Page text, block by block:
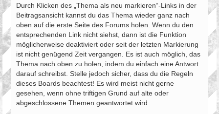
Durch Klicken des „Thema als neu markieren“-Links in der
Beitragsansicht kannst du das Thema wieder ganz nach
oben auf die erste Seite des Forums holen. Wenn du den
entsprechenden Link nicht siehst, dann ist die Funktion
möglicherweise deaktiviert oder seit der letzten Markierung
ist nicht genügend Zeit vergangen. Es ist auch möglich, das
Thema nach oben zu holen, indem du einfach eine Antwort
darauf schreibst. Stelle jedoch sicher, dass du die Regeln
dieses Boards beachtest! Es wird meist nicht gerne
gesehen, wenn ohne triftigen Grund auf alte oder
abgeschlossene Themen geantwortet wird.